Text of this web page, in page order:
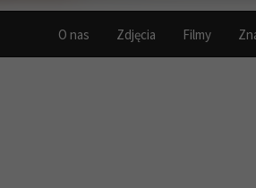
O nas Zdjęcia Filmy